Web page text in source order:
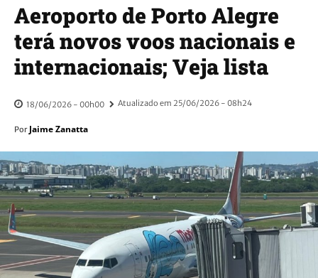
Aeroporto de Porto Alegre
terá novos voos nacionais e
internacionais; Veja lista
18/06/2026 - 00h00 Atualizado em 25/06/2026 - 08h24
Por Jaime Zanatta